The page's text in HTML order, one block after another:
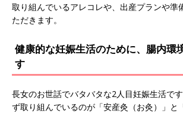
取り組んでいるアレコレや、出産プランや準
ただきます。
健康的な妊娠生活のために、腸内環
す
長女のお世話でバタバタな2人目妊娠生活で
ず取り組んでいるのが「安産灸（お灸）」と